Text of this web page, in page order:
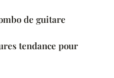
de guitare
tendance pour